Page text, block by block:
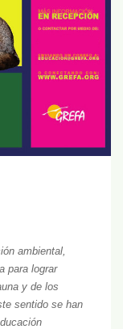
ambiental,
para lograr
y de los
sentido se han